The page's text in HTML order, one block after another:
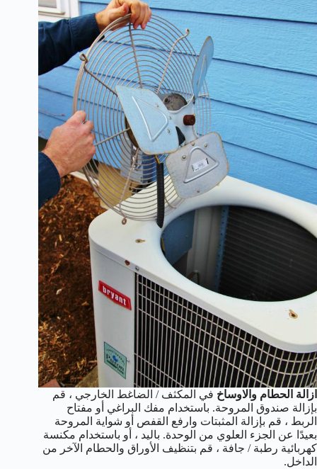
ازالة الحطام والاوساخ في المكثف / الضاغط الخارجي ، قم
بإزالة صندوق المروحة. باستخدام مفك البراغي أو مفتاح
الربط ، قم بإزالة المثبتات وارفع القفص أو شواية المروحة
بعيدًا عن الجزء العلوي من الوحدة. باليد ، أو باستخدام مكنسة
كهربائية رطبة / جافة ، قم بتنظيف الأوراق والحطام الآخر من
الداخل.